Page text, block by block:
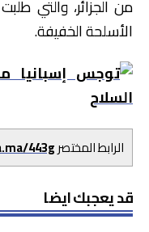
من الجزائر، والتي
الأسلحة الخفيفة.
الرابط المختصر443g
قد يعجبك ايضا